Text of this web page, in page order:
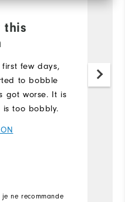
this
few days,
to bobble
got worse. It is
too bobbly.
je ne recommande